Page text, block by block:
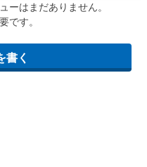
ーはまだありません。
です。